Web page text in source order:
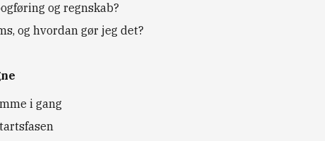
og regnskab?
og hvordan gør jeg det?
i gang